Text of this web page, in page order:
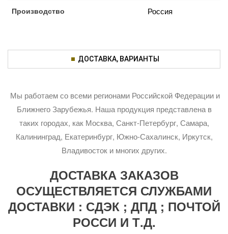
Производство Россия
ДОСТАВКА, ВАРИАНТЫ
Мы работаем со всеми регионами Российской Федерации и
Ближнего Зарубежья. Наша продукция представлена в
таких городах, как Москва, Санкт-Петербург, Самара,
Калининград, Екатеринбург, Южно-Сахалинск, Иркутск,
Владивосток и многих других.
ДОСТАВКА ЗАКАЗОВ
ОСУЩЕСТВЛЯЕТСЯ СЛУЖБАМИ
ДОСТАВКИ : СДЭК ; ДПД ; ПОЧТОЙ
РОССИ И Т.Д.